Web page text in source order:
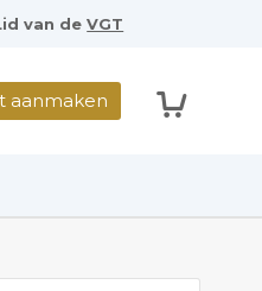
van deVGT
aanmaken